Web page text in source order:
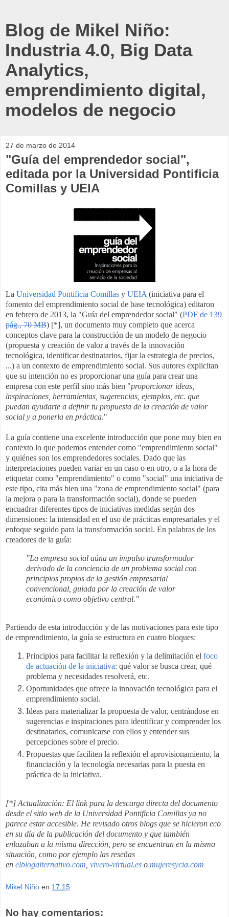
Blog de Mikel Niño:
Industria 4.0, Big Data
Analytics,
emprendimiento digital,
modelos de negocio
27 de marzo de 2014
"Guía del emprendedor social",
editada por la Universidad Pontificia
Comillas y UEIA
La Universidad Pontificia Comillas y UEIA (iniciativa para el
fomento del emprendimiento social de base tecnológica) editaron
en febrero de 2013, la "Guía del emprendedor social" (PDF de 139
pág., 70 MB) [*], un documento muy completo que acerca
conceptos clave para la construcción de un modelo de negocio
(propuesta y creación de valor a través de la innovación
tecnológica, identificar destinatarios, fijar la estrategia de precios,
...) a un contexto de emprendimiento social. Sus autores explicitan
que su intención no es proporcionar una guía para crear una
empresa con este perfil sino más bien "proporcionar ideas,
inspiraciones, herramientas, sugerencias, ejemplos, etc. que
puedan ayudarte a definir tu propuesta de la creación de valor
social y a ponerla en práctica."
La guía contiene una excelente introducción que pone muy bien en
contexto lo que podemos entender como "emprendimiento social"
y quiénes son los emprendedores sociales. Dado que las
interpretaciones pueden variar en un caso o en otro, o a la hora de
etiquetar como "emprendimiento" o como "social" una iniciativa de
este tipo, cita más bien una "zona de emprendimiento social" (para
la mejora o para la transformación social), donde se pueden
encuadrar diferentes tipos de iniciativas medidas según dos
dimensiones: la intensidad en el uso de prácticas empresariales y el
enfoque seguido para la transformación social. En palabras de los
creadores de la guía:
"La empresa social aúna un impulso transformador
derivado de la conciencia de un problema social con
principios propios de la gestión empresarial
convencional, guiada por la creación de valor
económico como objetivo central."
Partiendo de esta introducción y de las motivaciones para este tipo
de emprendimiento, la guía se estructura en cuatro bloques:
Principios para facilitar la reflexión y la delimitación el foco
de actuación de la iniciativa: qué valor se busca crear, qué
problema y necesidades resolverá, etc.
Oportunidades que ofrece la innovación tecnológica para el
emprendimiento social.
Ideas para materializar la propuesta de valor, centrándose en
sugerencias e inspiraciones para identificar y comprender los
destinatarios, comunicarse con ellos y entender sus
percepciones sobre el precio.
Propuestas que faciliten la reflexión el aprovisionamiento, la
financiación y la tecnología necesarias para la puesta en
práctica de la iniciativa.
[*] Actualización: El link para la descarga directa del documento
desde el sitio web de la Universidad Pontificia Comillas ya no
parece estar accesible. He revisado otros blogs que se hicieron eco
en su día de la publicación del documento y que también
enlazaban a la misma dirección, pero se encuentran en la misma
situación, como por ejemplo las reseñas
en elblogalternativo.com vivero-virtual.es o mujeresycia.com
Mikel Niño en 17:15
No hay comentarios: